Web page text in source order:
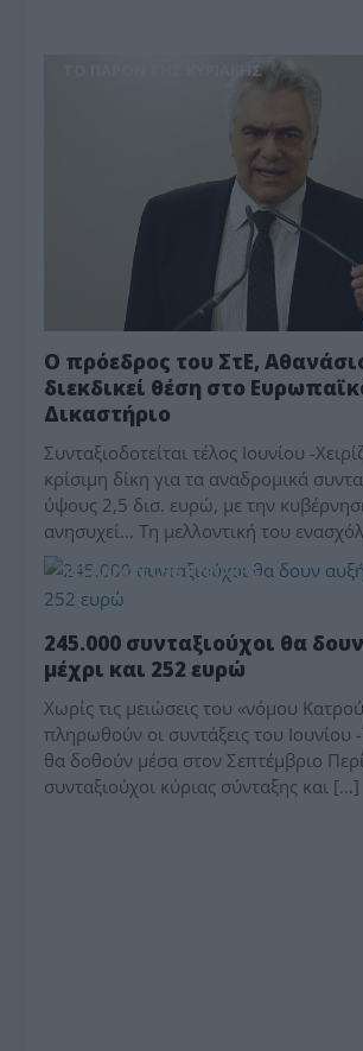
ΤΟ ΠΑΡΟΝ ΤΗΣ ΚΥΡΙΑΚΗΣ
Ο πρόεδρος του ΣτΕ,
διεκδικεί θέση στο
Δικαστήριο
Συνταξιοδοτείται τέλος Ιουνίου -
κρίσιμη δίκη για τα αναδρομικά
ύψους 2,5 δισ. ευρώ, με την
ανησυχεί… Τη μελλοντική του
ΤΟ ΠΑΡΟΝ ΤΗΣ ΚΥΡΙΑΚΗΣ
245.000 συνταξιούχοι θα
μέχρι και 252 ευρώ
Χωρίς τις μειώσεις του «νόμου
πληρωθούν οι συντάξεις του Ιουνίου
θα δοθούν μέσα στον Σεπτέμβριο
συνταξιούχοι κύριας σύνταξης και […]